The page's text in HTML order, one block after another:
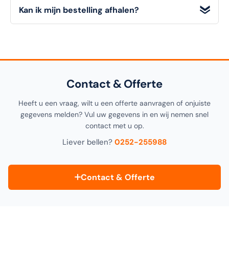
dit artikel vindt u in despecificatiesectie
hieronder op
deze pagina, alsook in de productomschrijving bovenaan.
Kan ik mijn bestelling afhalen?
Contact & Offerte
Heeft u een vraag, wilt u een offerte aanvragen of onjuiste
gegevens melden? Vul uw gegevens in en wij nemen snel
contact met u op.
Liever bellen? 0252-255988
Contact & Offerte